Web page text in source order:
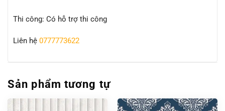
Thi công: Có hỗ trợ thi công
Liên hệ 0777773622
Sản phẩm tương tự